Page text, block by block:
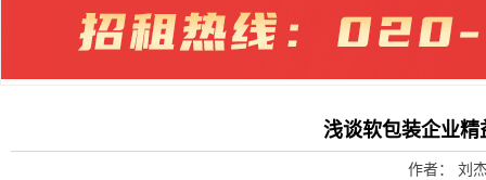
浅谈软包装企业
作者： 刘